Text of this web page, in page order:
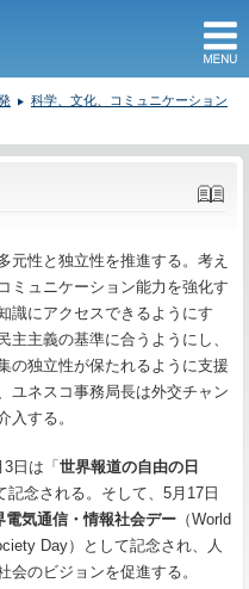
科学、文化、コミュニケーション
元性と独立性を推進する。考え
ミュニケーション能力を強化す
識にアクセスできるようにす
主義の基準に合うようにし、
の独立性が保たれるように支援
ユネスコ事務局長は外交チャン
入する。
日は「 世界報道の自由の日
記念される。そして、5月17日
電気通信・情報社会デー （World
Day）として記念され、人
会のビジョンを促進する。